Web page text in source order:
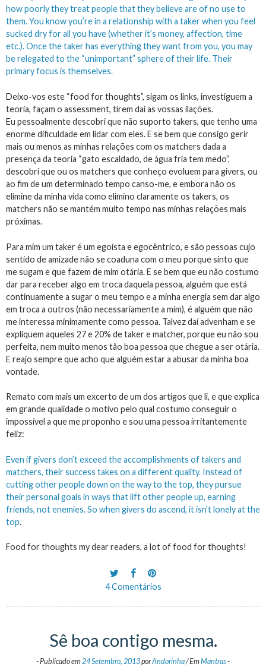
how poorly they treat people that they believe are of no use to
them. You know you’re in a relationship with a taker when you feel
sucked dry for all you have (whether it’s money, affection, time
etc.). Once the taker has everything they want from you, you may
be relegated to the “unimportant” sphere of their life. Their
primary focus is themselves.
Deixo-vos este “food for thoughts”, sigam os links, investiguem a
teoria, façam o assessment, tirem daí as vossas ilações.
Eu pessoalmente descobri que não suporto takers, que tenho uma
enorme dificuldade em lidar com eles. E se bem que consigo gerir
mais ou menos as minhas relações com os matchers dada a
presença da teoria “gato escaldado, de água fria tem medo”,
descobri que ou os matchers que conheço evoluem para givers, ou
ao fim de um determinado tempo canso-me, e embora não os
elimine da minha vida como elimino claramente os takers, os
matchers não se mantém muito tempo nas minhas relações mais
próximas.
Para mim um taker é um egoísta e egocêntrico, e são pessoas cujo
sentido de amizade não se coaduna com o meu porque sinto que
me sugam e que fazem de mim otária. E se bem que eu não costumo
dar para receber algo em troca daquela pessoa, alguém que está
continuamente a sugar o meu tempo e a minha energia sem dar algo
em troca a outros (não necessariamente a mim), é alguém que não
me interessa minimamente como pessoa. Talvez daí advenham e se
expliquem aqueles 27 e 20% de taker e matcher, porque eu não sou
perfeita, nem muito menos tão boa pessoa que chegue a ser otária.
E reajo sempre que acho que alguém estar a abusar da minha boa
vontade.
Remato com mais um excerto de um dos artigos que li, e que explica
em grande qualidade o motivo pelo qual costumo conseguir o
impossível a que me proponho e sou uma pessoa irritantemente
feliz:
Even if givers don’t exceed the accomplishments of takers and
matchers, their success takes on a different quality. Instead of
cutting other people down on the way to the top, they pursue
their personal goals in ways that lift other people up, earning
friends, not enemies. So when givers do ascend, it isn’t lonely at the
top.
Food for thoughts my dear readers, a lot of food for thoughts!
4 Comentários
Sê boa contigo mesma.
-Publicado em24 Setembro, 2013porAndorinha/EmMantras-